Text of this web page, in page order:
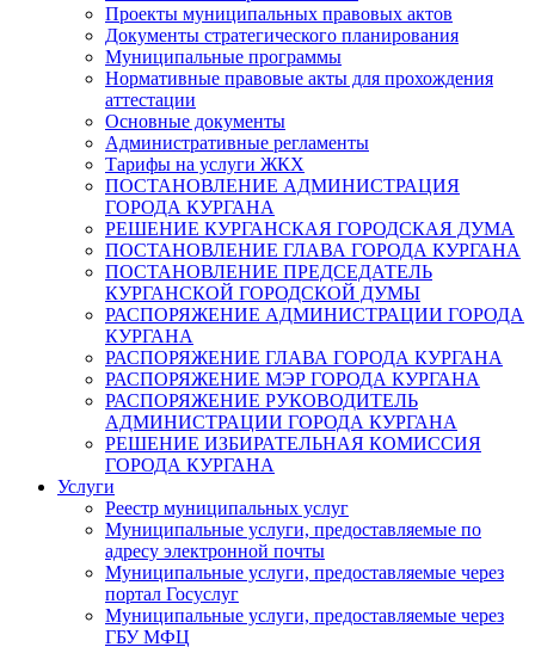
Проекты муниципальных правовых актов
Документы стратегического планирования
Муниципальные программы
Нормативные правовые акты для прохождения
аттестации
Основные документы
Административные регламенты
Тарифы на услуги ЖКХ
ПОСТАНОВЛЕНИЕ АДМИНИСТРАЦИЯ
ГОРОДА КУРГАНА
РЕШЕНИЕ КУРГАНСКАЯ ГОРОДСКАЯ ДУМА
ПОСТАНОВЛЕНИЕ ГЛАВА ГОРОДА КУРГАНА
ПОСТАНОВЛЕНИЕ ПРЕДСЕДАТЕЛЬ
КУРГАНСКОЙ ГОРОДСКОЙ ДУМЫ
РАСПОРЯЖЕНИЕ АДМИНИСТРАЦИИ ГОРОДА
КУРГАНА
РАСПОРЯЖЕНИЕ ГЛАВА ГОРОДА КУРГАНА
РАСПОРЯЖЕНИЕ МЭР ГОРОДА КУРГАНА
РАСПОРЯЖЕНИЕ РУКОВОДИТЕЛЬ
АДМИНИСТРАЦИИ ГОРОДА КУРГАНА
РЕШЕНИЕ ИЗБИРАТЕЛЬНАЯ КОМИССИЯ
ГОРОДА КУРГАНА
Услуги
Реестр муниципальных услуг
Муниципальные услуги, предоставляемые по
адресу электронной почты
Муниципальные услуги, предоставляемые через
портал Госуслуг
Муниципальные услуги, предоставляемые через
ГБУ МФЦ